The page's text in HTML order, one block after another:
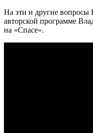
На эти и другие вопросы
авторской программе
на «Спасе».